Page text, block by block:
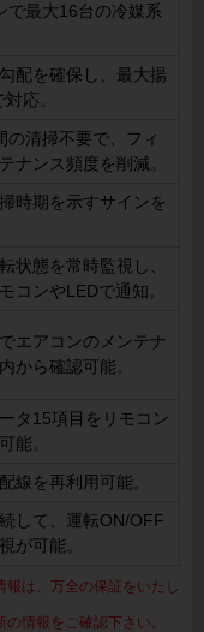
で最大16台の冷媒系
配を確保し、最大揚
応。
の清掃不要で、フィ
ナンス頻度を削減。
時期を示すサインを
状態を常時監視し、
コンやLEDで通知。
エアコンのメンテナ
から確認可能。
タ15項目をリモコン
能。
線を再利用可能。
して、運転ON/OFF
が可能。
は、万全の保証をいたし
情報をご確認下さい。